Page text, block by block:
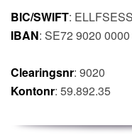
BIC/SWIFT: ELLFSESS
IBAN: SE72 9020
Clearingsnr: 9020
Kontonr: 59.892.35